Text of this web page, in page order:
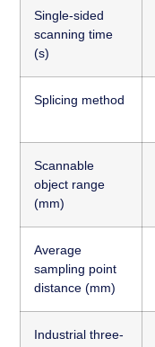
Single-sided
scanning time
(s)
Splicing method
Scannable
object range
(mm)
Average
sampling point
distance (mm)
Industrial three-